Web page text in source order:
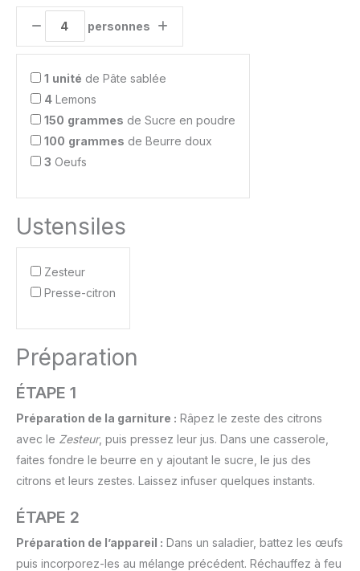
personnes
1 unité de Pâte sablée
4 Lemons
150 grammes de Sucre en poudre
100 grammes de Beurre doux
3 Oeufs
Ustensiles
Zesteur
Presse-citron
Préparation
ÉTAPE 1
Préparation de la garniture : Râpez le zeste des citrons
avec le Zesteur, puis pressez leur jus. Dans une casserole,
faites fondre le beurre en y ajoutant le sucre, le jus des
citrons et leurs zestes. Laissez infuser quelques instants.
ÉTAPE 2
Préparation de l’appareil : Dans un saladier, battez les œufs
puis incorporez-les au mélange précédent. Réchauffez à feu